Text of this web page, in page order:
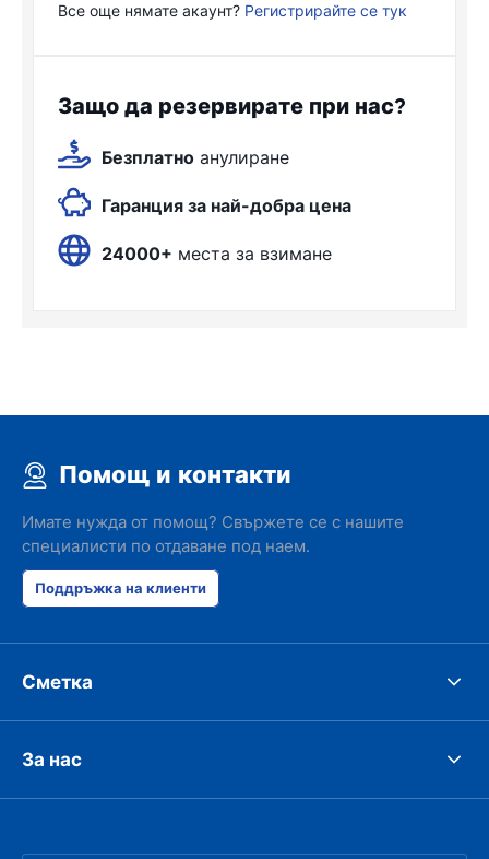
Все още нямате акаунт? Регистрирайте се тук
Защо да резервирате при нас?
Безплатно анулиране
Гаранция за най-добра цена
24000+ места за взимане
Помощ и контакти
Имате нужда от помощ? Свържете се с нашите
специалисти по отдаване под наем.
Поддръжка на клиенти
Сметка
За нас